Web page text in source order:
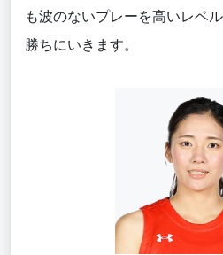
も波のないプレーを高いレベ
勝ちにいきます。